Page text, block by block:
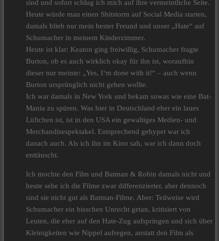
sind und sofort schlug ich mich auf ihre vermeintliche Seite.
Heute würde man einen Shitstorm auf Social Media starten,
damals blieb nur mein bester Freund und unser „Hate“ auf
Schumacher in meinem Kinderzimmer.
Heute ist klar: Keaton ging freiwillig, Schumacher fragte
Burton, ob es auch wirklich okay für ihn ist, woraufhin
dieser nur meinte: „Yes, I‘m done with it!“ – auch wenn
Burton ursprünglich nicht gehen wollte.
Ich war damals in New York und bekam sowas wie eine Bat-
Mania zu spüren. Was hier in Deutschland eher ein laues
Lüftchen ist, ist in den USA ein gewaltiges Medien- und
Merchandisespektakel. Entsprechend gehypet war ich
danach auch. Als ich ihn im Kino sah, war ich dann doch
enttäuscht.
Ich mochte den Film und Batman & Robin damals nicht und
heute sehe ich die Filme zwar differenzierter, aber dennoch
sind sie nicht gut als Batman-Filme. Aber: Teilweise wird
Schumacher ein bisschen Unrecht getan, kritisiert von
Leuten, die eher auf den Hate-Zug aufspringen und sich über
Kleinigkeiten wie Nippel aufregen, anstatt den Film als